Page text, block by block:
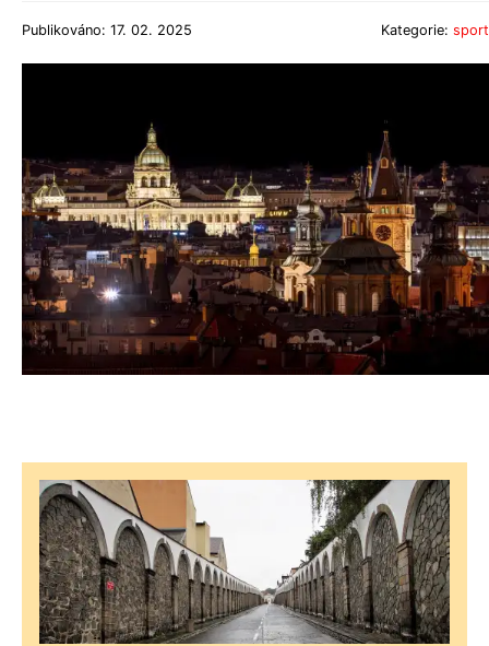
Publikováno: 17. 02. 2025 Kategorie: sport